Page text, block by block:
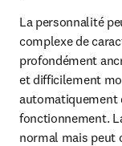
La personnalité
complexe de
profondément
et difficilement
automatiquement
fonctionnement.
normal mais peut